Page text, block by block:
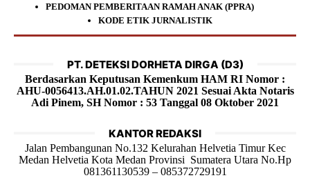
PEDOMAN PEMBERITAAN RAMAH ANAK (PPRA)
KODE ETIK JURNALISTIK
PT. DETEKSI DORHETA DIRGA (D3)
Berdasarkan Keputusan Kemenkum HAM RI Nomor :
AHU-0056413.AH.01.02.TAHUN 2021 Sesuai Akta Notaris
Adi Pinem, SH Nomor : 53 Tanggal 08 Oktober 2021
KANTOR REDAKSI
Jalan Pembangunan No.132 Kelurahan Helvetia Timur Kec
Medan Helvetia Kota Medan Provinsi Sumatera Utara No.Hp
081361130539 – 085372729191